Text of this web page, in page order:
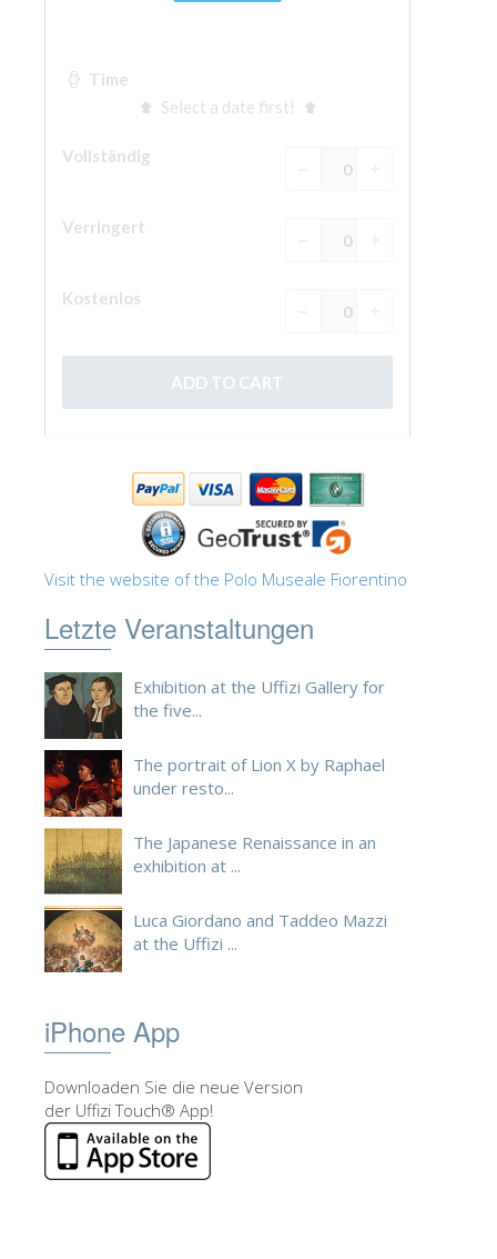
Visit the website of the Polo Museale Fiorentino
Letzte Veranstaltungen
Exhibition at the Uffizi Gallery for
the five...
The portrait of Lion X by Raphael
under resto...
The Japanese Renaissance in an
exhibition at ...
Luca Giordano and Taddeo Mazzi
at the Uffizi ...
iPhone App
Downloaden Sie die neue Version
der Uffizi Touch® App!